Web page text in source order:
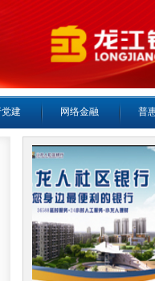
建 网络金融 普